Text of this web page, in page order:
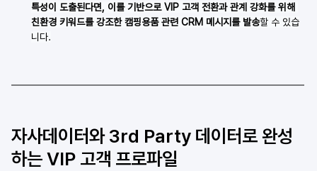
특성이 도출된다면, 이를 기반으로 VIP 고객 전환과 관계 강화를 위해
친환경 키워드를 강조한 캠핑용품 관련 CRM 메시지를 발송할 수 있습
니다.
자사데이터와 3rd Party 데이터로 완성
하는 VIP 고객 프로파일